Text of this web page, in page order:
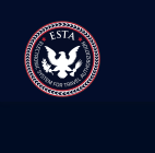
indhold